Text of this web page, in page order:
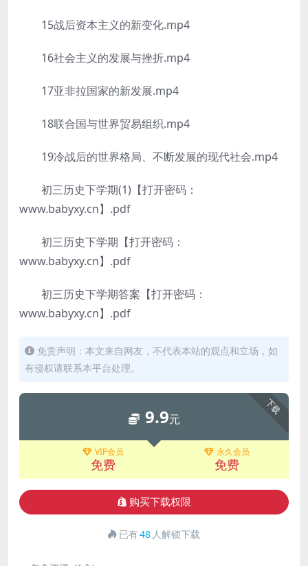
15战后资本主义的新变化.mp4
16社会主义的发展与挫折.mp4
17亚非拉国家的新发展.mp4
18联合国与世界贸易组织.mp4
19冷战后的世界格局、不断发展的现代社会.mp4
初三历史下学期(1)【打开密码：
www.babyxy.cn】.pdf
初三历史下学期【打开密码：
www.babyxy.cn】.pdf
初三历史下学期答案【打开密码：
www.babyxy.cn】.pdf
免责声明：本文来自网友，不代表本站的观点和立场，如
有侵权请联系本平台处理。
下载
9.9元
VIP会员
免费
永久会员
免费
购买下载权限
已有48 人解锁下载